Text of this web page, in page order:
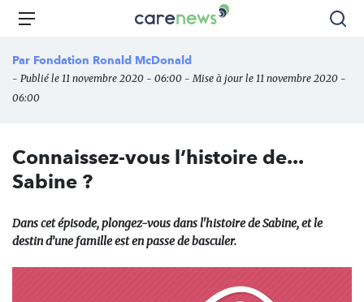
Aller
principal
Carenews,
média
des
Menu
Par Fondation Ronald McDonald
- Publié le 11 novembre 2020 - 06:00 - Mise à jour le 11 novembre 2020 -
06:00
Connaissez-vous l’histoire de...
Sabine ?
Dans cet épisode, plongez-vous dans l'histoire de Sabine, et le
destin d’une famille est en passe de basculer.